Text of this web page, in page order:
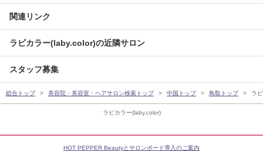
ラビカラー(laby.color)
関連リンク
ラビカラー(laby.color)の近隣サロン
スタッフ募集
総合トップ 美容院・美容室・ヘアサロン検索トップ 中国トップ 鳥取トップ ラ
HOT PEPPER Beautyとサロンボード導入のご案内